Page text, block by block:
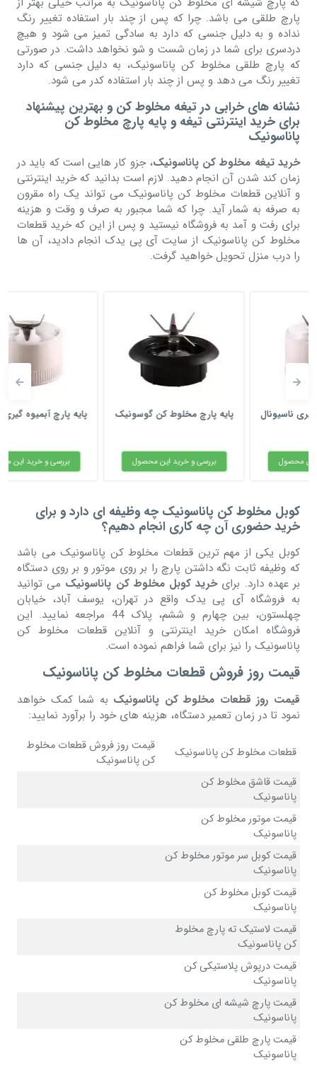
پارچ طلقی می باشد. چرا که پس از چند بار استفاده تغییر رنگ
نداده و به دلیل جنسی که دارد به سادگی تمیز می شود و هیچ
دردسری برای شما در زمان شست و شو نخواهد داشت. در صورتی
که پارچ طلقی مخلوط کن پاناسونیک، به دلیل جنسی که دارد
تغییر رنگ می دهد و پس از چند بار استفاده کدر می شود.
نشانه های خرابی در تیغه مخلوط کن و بهترین پیشنهاد
برای خرید اینترنتی تیغه و پایه پارچ مخلوط کن
پاناسونیک
خرید تیغه مخلوط کن پاناسونیک، جزو کار هایی است که باید در
زمان کند شدن آن انجام دهید. لازم است بدانید که خرید اینترنتی
و آنلاین قطعات مخلوط کن پاناسونیک می تواند یک راه مقرون
به صرفه به شمار آید. چرا که شما مجبور به صرف و وقت و هزینه
برای رفت و آمد به فروشگاه نیستید و پس از این که خرید قطعات
مخلوط کن پاناسونیک از سایت آی پی یدک انجام دادید، آن ها
را درب منزل تحویل خواهید گرفت.
پایه پارچ مخلوط کن گوسونیک
بررسی و خرید این محصول
پایه پارچ آبمیوه گیری ناسیونال
بررسی و خرید این محصول
کوبل مخلوط کن پاناسونیک چه وظیفه ای دارد و برای
خرید حضوری آن چه کاری انجام دهیم؟
کوبل یکی از مهم ترین قطعات مخلوط کن پاناسونیک می باشد
که وظیفه ثابت نگه داشتن پارچ را بر روی موتور و بر روی دستگاه
بر عهده دارد. برایخرید کوبل مخلوط کن پاناسونیک می توانید
به فروشگاه آی پی یدک واقع در تهران، یوسف آباد، خیابان
چهلستون، بین چهارم و ششم، پلاک 44 مراجعه نمایید. این
فروشگاه امکان خرید اینترنتی و آنلاین قطعات مخلوط کن
پاناسونیک را نیز برای شما فراهم نموده است.
قیمت روز فروش قطعات مخلوط کن پاناسونیک
قیمت روز قطعات مخلوط کن پاناسونیک به شما کمک خواهد
نمود تا در زمان تعمیر دستگاه، هزینه های خود را برآورد نمایید:
قطعات مخلوط کن پاناسونیک
قیمت روز فروش قطعات مخلوط
کن پاناسونیک
قیمت قاشق مخلوط کن
پاناسونیک
قیمت موتور مخلوط کن
پاناسونیک
قیمت کوبل سر موتور مخلوط کن
پاناسونیک
قیمت کوبل مخلوط کن
پاناسونیک
قیمت لاستیک ته پارچ مخلوط
کن پاناسونیک
قیمت درپوش پلاستیکی کن
پاناسونیک
قیمت پارچ شیشه ای مخلوط کن
پاناسونیک
قیمت پارچ طلقی مخلوط کن
پاناسونیک